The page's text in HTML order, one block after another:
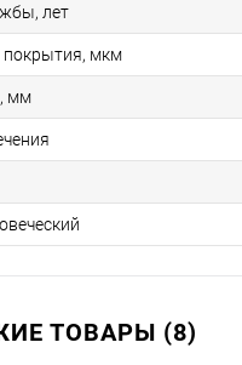
лет
мкм
мм
ТОВАРЫ (8)